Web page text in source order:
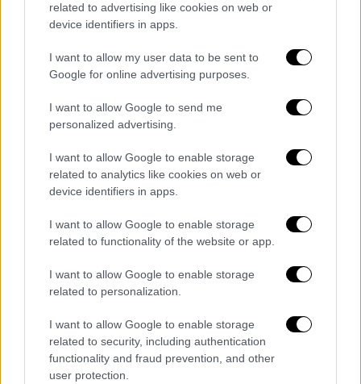
related to advertising like cookies on web or
device identifiers in apps.
I want to allow my user data to be sent to
Google for online advertising purposes.
I want to allow Google to send me
personalized advertising.
I want to allow Google to enable storage
related to analytics like cookies on web or
device identifiers in apps.
I want to allow Google to enable storage
related to functionality of the website or app.
I want to allow Google to enable storage
related to personalization.
I want to allow Google to enable storage
related to security, including authentication
functionality and fraud prevention, and other
user protection.
Espanyol turned on their sprinklers to
prevent their rivals and Champions
Barcelona from celebrating their
league win 🤣🤣🤣
pic.twitter.com/mKSBSfmhhg
— george (@StokeyyG2)
2025
Hans Flick does not want to
celebrate the championship in front
of his opponent.
He has endless respect for Espanyol
players and
fanshttps://t.co/9qnwo3g30u
— Goals Xtra (@GoalsXtra)May 15,
2025